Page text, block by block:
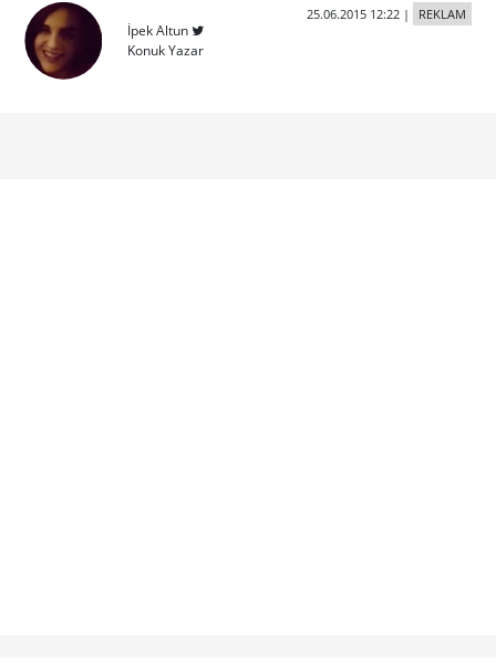
İpek Altun
Konuk Yazar
25.06.2015 12:22| REKLAM